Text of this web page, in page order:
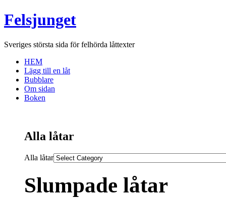
Felsjunget
Sveriges största sida för felhörda låttexter
HEM
Lägg till en låt
Bubblare
Om sidan
Boken
Alla låtar
Alla låtar
Slumpade låtar